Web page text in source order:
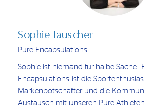
Sophie Tauscher
Pure Encapsulations
Sophie ist niemand für halbe Sache.
Encapsulations ist die
Markenbotschafter und die
Austausch mit unseren Pure